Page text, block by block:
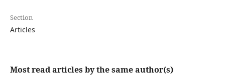
Section
Articles
Most read articles by the same author(s)